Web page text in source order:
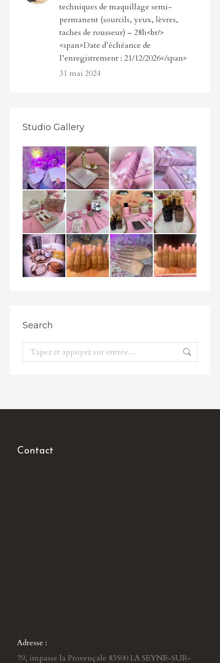
techniques de maquillage semi-
permanent (sourcils, yeux, lèvres,
taches de rousseur) – 28h<br/>
<span>Date d’échéance de
l’enregistrement : 21/12/2026</span>
31 mai 2024
Studio Gallery
Search
Recherche
:
Contact
Adresse :
79, impasse la Provençale 83500 LA SEYNE-SUR-